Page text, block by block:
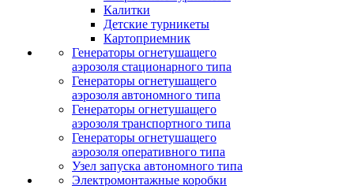
Калитки
Детские турникеты
Картоприемник
Генераторы огнетушащего
аэрозоля стационарного типа
Генераторы огнетушащего
аэрозоля автономного типа
Генераторы огнетушащего
аэрозоля транспортного типа
Генераторы огнетушащего
аэрозоля оперативного типа
Узел запуска автономного типа
Электромонтажные коробки